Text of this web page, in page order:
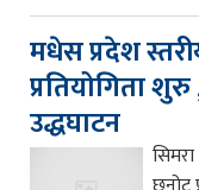
मधेस प्रदेश
प्रतियोगिता
उद्धघाटन